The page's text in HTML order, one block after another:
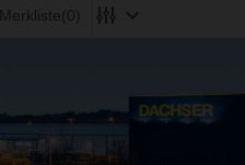
Merkliste(0)